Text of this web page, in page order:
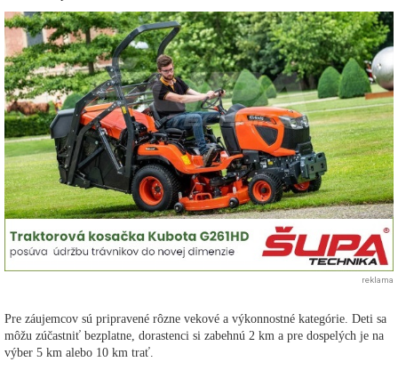
reklama
Pre záujemcov sú pripravené rôzne vekové a výkonnostné kategórie. Deti sa
môžu zúčastniť bezplatne, dorastenci si zabehnú 2 km a pre dospelých je na
výber 5 km alebo 10 km trať.